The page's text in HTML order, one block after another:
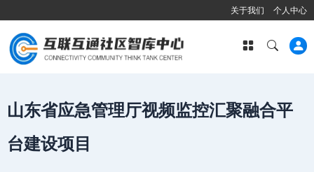
关于我们 个人中心
山东省应急管理厅视频监控汇聚融合平
台建设项目